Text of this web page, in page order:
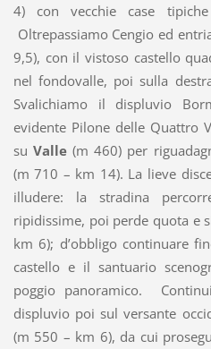
4) con vecchie case
Oltrepassiamo Cengio ed
9,5), con il vistoso castello
nel fondovalle, poi sulla
Svalichiamo il displuvio
evidente Pilone delle Quattro
suValle(m 460) per
(m 710 – km 14). La lieve
illudere: la stradina
ripidissime, poi perde quota e
km 6); d’obbligo continuare
castello e il santuario
poggio panoramico.
displuvio poi sul versante
(m 550 – km 6), da cui